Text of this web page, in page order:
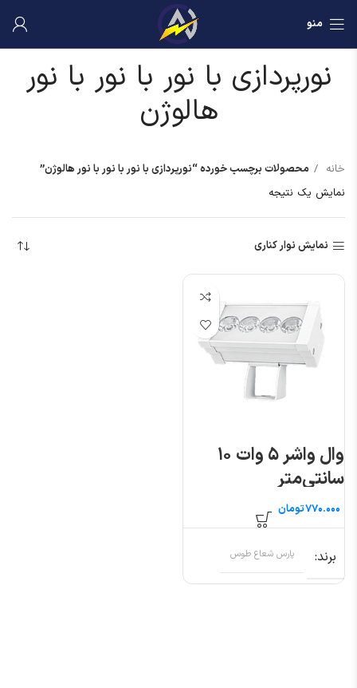
منو
نورپردازی با نور با نور با نور
هالوژن
خانه
محصولات برچسب خورده “نورپردازی با نور با نور با نور هالوژن”
نمایش یک نتیجه
نمایش نوار کناری
وال واشر ۵ وات ۱۰
سانتی‌متر
تومان
برند پارس شعاع طوس